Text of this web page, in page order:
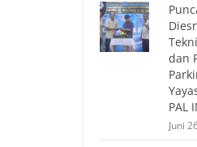
dan
PAL
Juni